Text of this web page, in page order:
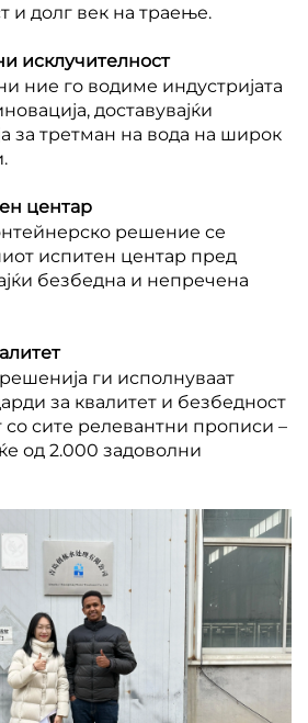
и долг век на траење.
исклучителност
ние го водиме индустријата
доставувајќи
за третман на вода на широк
центар
решение се
испитен центар пред
безбедна и непречена
ги исполнуваат
за квалитет и безбедност
со сите релевантни прописи –
од 2.000 задоволни